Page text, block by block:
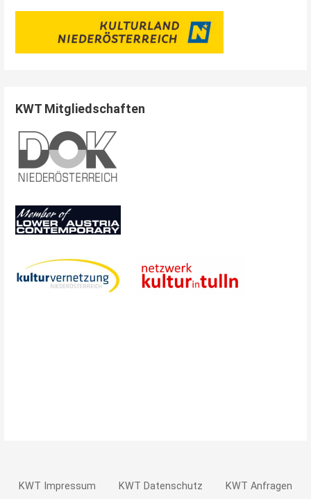
KWT Mitgliedschaften
KWT Impressum KWT Datenschutz KWT Anfragen